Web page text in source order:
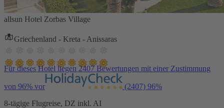
allsun Hotel Zorbas Village
Griechenland - Kreta - Anissaras
Für dieses Hotel liegen 2407 Bewertungen mit einer Zustimmung
von 96% vor (2407) 96%
8-tägige Flugreise, DZ inkl. AI